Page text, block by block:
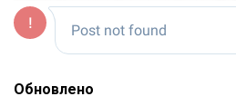
Обновлено